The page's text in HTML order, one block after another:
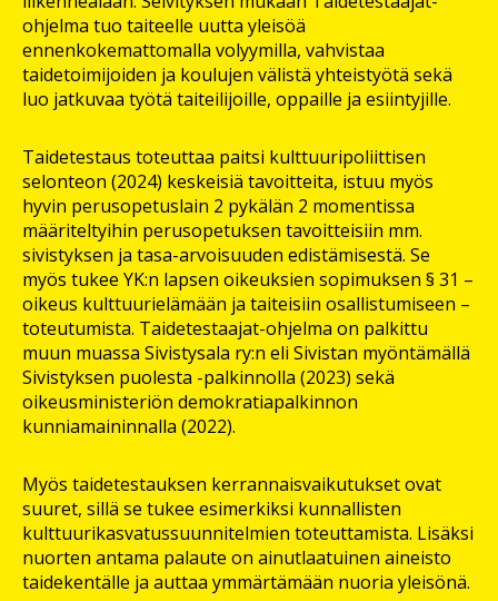
ohjelma tuo taiteelle uutta yleisöä
ennenkokemattomalla volyymilla, vahvistaa
taidetoimijoiden ja koulujen välistä yhteistyötä sekä
luo jatkuvaa työtä taiteilijoille, oppaille ja esiintyjille.
Taidetestaus toteuttaa paitsi kulttuuripoliittisen
selonteon (2024) keskeisiä tavoitteita, istuu myös
hyvin perusopetuslain 2 pykälän 2 momentissa
määriteltyihin perusopetuksen tavoitteisiin mm.
sivistyksen ja tasa-arvoisuuden edistämisestä. Se
myös tukee YK:n lapsen oikeuksien sopimuksen § 31 –
oikeus kulttuurielämään ja taiteisiin osallistumiseen –
toteutumista. Taidetestaajat-ohjelma on palkittu
muun muassa Sivistysala ry:n eli Sivistan myöntämällä
Sivistyksen puolesta -palkinnolla (2023) sekä
oikeusministeriön demokratiapalkinnon
kunniamaininnalla (2022).
Myös taidetestauksen kerrannaisvaikutukset ovat
suuret, sillä se tukee esimerkiksi kunnallisten
kulttuurikasvatussuunnitelmien toteuttamista. Lisäksi
nuorten antama palaute on ainutlaatuinen aineisto
taidekentälle ja auttaa ymmärtämään nuoria yleisönä.